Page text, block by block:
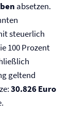
absetzen.
steuerlich
100 Prozent
geltend
30.826 Euro